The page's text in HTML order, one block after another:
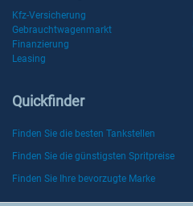
Kfz-Versicherung
Gebrauchtwagenmarkt
Finanzierung
Leasing
Quickfinder
Finden Sie die besten Tankstellen
Finden Sie die günstigsten Spritpreise
Finden Sie Ihre bevorzugte Marke